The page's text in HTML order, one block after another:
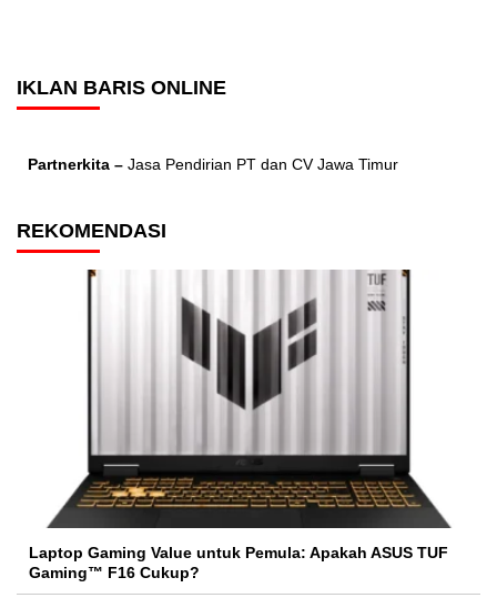
IKLAN BARIS ONLINE
Partnerkita – Jasa Pendirian PT dan CV Jawa Timur
REKOMENDASI
Laptop Gaming Value untuk Pemula: Apakah ASUS TUF
Gaming™ F16 Cukup?